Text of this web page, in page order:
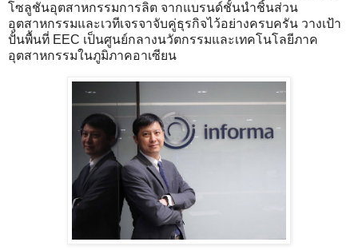
โซลูชันอุตสาหกรรมการลิต จากแบรนด์ชั้นนำชิ้นส่วน
อุตสาหกรรมและเวทีเจรจาจับคู่ธุรกิจไว้อย่างครบครัน วางเป้า
ปั้นพื้นที่ EEC เป็นศูนย์กลางนวัตกรรมและเทคโนโลยีภาค
อุตสาหกรรมในภูมิภาคอาเซียน